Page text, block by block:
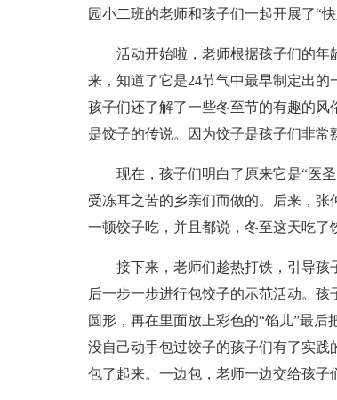
园小二班的老师和孩子们一起开展了“
活动开始啦，老师根据孩子们的年
来，知道了它是24节气中最早制定出的
孩子们还了解了一些冬至节的有趣的
是饺子的传说。因为饺子是孩子们非常
现在，孩子们明白了原来它是“医圣
受冻耳之苦的乡亲们而做的。后来，
一顿饺子吃，并且都说，冬至这天吃了
接下来，老师们趁热打铁，引导孩
后一步一步进行包饺子的示范活动。
圆形，再在里面放上彩色的“馅儿”最
没自己动手包过饺子的孩子们有了实
包了起来。一边包，老师一边交给孩子